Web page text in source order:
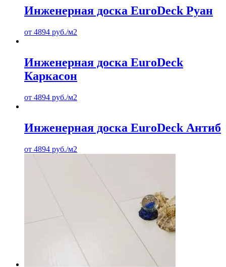
Инженерная доска EuroDeck Руан
от 4894 руб./м2
Инженерная доска EuroDeck
Каркасон
от 4894 руб./м2
Инженерная доска EuroDeck Антиб
от 4894 руб./м2